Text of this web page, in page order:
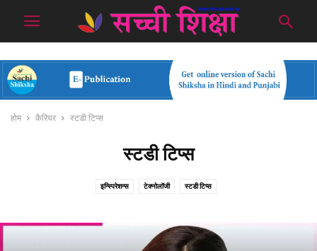
होम कैरियर स्टडी टिप्स
स्टडी टिप्स
इन्स्पिरेशन्स टेक्नोलॉजी स्टडी टिप्स